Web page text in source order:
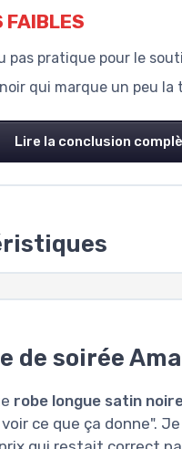
FAIBLES
pas pratique pour le
qui marque un peu
Lire la conclusion
de soirée
robe longue satin
voir ce que ça donne".